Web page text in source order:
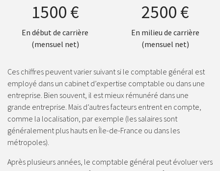
1500 €
En début de carrière
(mensuel net)
2500 €
En milieu de carrière
(mensuel net)
Ces chiffres peuvent varier suivant si le comptable général est
employé dans un cabinet d’expertise comptable ou dans une
entreprise. Bien souvent, il est mieux rémunéré dans une
grande entreprise. Mais d’autres facteurs entrent en compte,
comme la localisation, par exemple (les salaires sont
généralement plus hauts en Île-de-France ou dans les
métropoles).
Après plusieurs années, le comptable général peut évoluer vers